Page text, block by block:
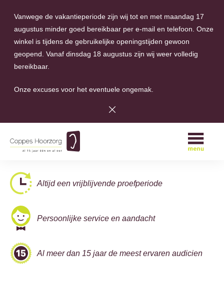
A
Altijd een vrijblijvende proefperiode
Persoonlijke service en aandacht
Al meer dan 15 jaar de meest ervaren audicien
Vanwege de vakantieperiode zijn wij tot en met maandag 17
augustus minder goed bereikbaar per e-mail en telefoon. Onze
winkel is tijdens de gebruikelijke openingstijden gewoon
geopend. Vanaf dinsdag 18 augustus zijn wij weer volledig
bereikbaar.
Onze excuses voor het eventuele ongemak.